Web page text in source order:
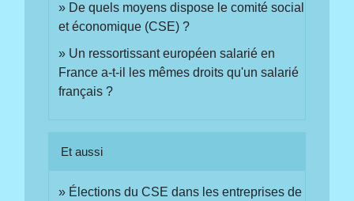
De quels moyens dispose le comité social
et économique (CSE) ?
Un ressortissant européen salarié en
France a-t-il les mêmes droits qu'un salarié
français ?
Et aussi
Élections du CSE dans les entreprises de